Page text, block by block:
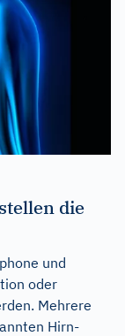
die
und
oder
Mehrere
Hirn-